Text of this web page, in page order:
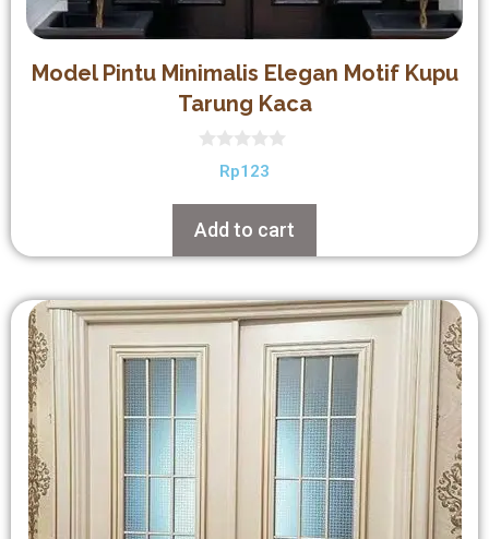
Model Pintu Minimalis Elegan Motif Kupu
Tarung Kaca
outRp123
Add to cart